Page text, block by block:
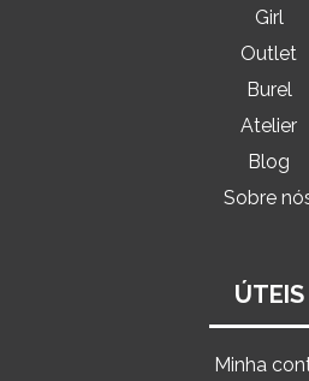
Girl
Outlet
Burel
Atelier
Blog
Sobre
ÚTEIS
Minha